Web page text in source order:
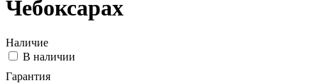
Чебоксарах
Наличие
В наличии
Гарантия